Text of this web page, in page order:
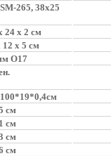
265, 38х25
24 х 2 см
х 5 см
О17
100*19*0,4см
см
см
см
см